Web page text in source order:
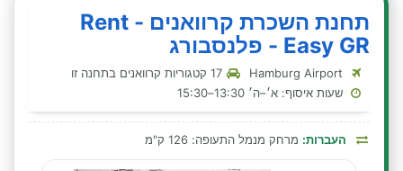
תחנת השכרת קרוואנים - Rent
Easy GR - פלנסבורג
שעות איסוף: א׳–ה׳ 13:30–15:30
העברות: מרחק מנמל התעופה: 126 ק"מ